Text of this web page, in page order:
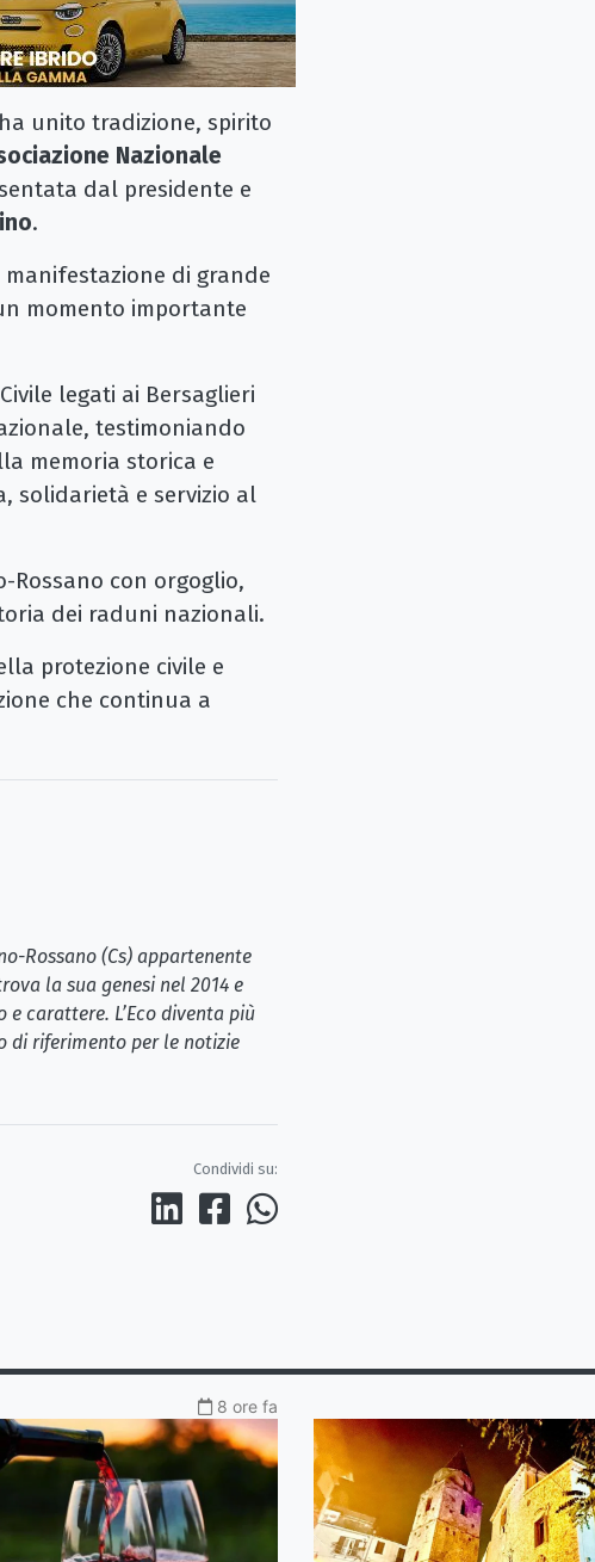
unito tradizione, spirito
Nazionale
dal presidente e
.
di grande
momento importante
legati ai Bersaglieri
testimoniando
memoria storica e
solidarietà e servizio al
Rossano con orgoglio,
dei raduni nazionali.
protezione civile e
che continua a
Rossano (Cs) appartenente
la sua genesi nel 2014 e
carattere. L’Eco diventa più
di riferimento per le notizie
Condividi su:
8 ore fa